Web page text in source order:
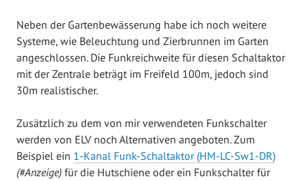
Neben der Gartenbewässerung habe ich noch weitere
Systeme, wie Beleuchtung und Zierbrunnen im Garten
angeschlossen. Die Funkreichweite für diesen Schaltaktor
mit der Zentrale beträgt im Freifeld 100m, jedoch sind
30m realistischer.
Zusätzlich zu dem von mir verwendeten Funkschalter
werden von ELV noch Alternativen angeboten. Zum
Beispiel ein 1-Kanal Funk-Schaltaktor (HM-LC-Sw1-DR)
(#Anzeige) für die Hutschiene oder ein Funkschalter für